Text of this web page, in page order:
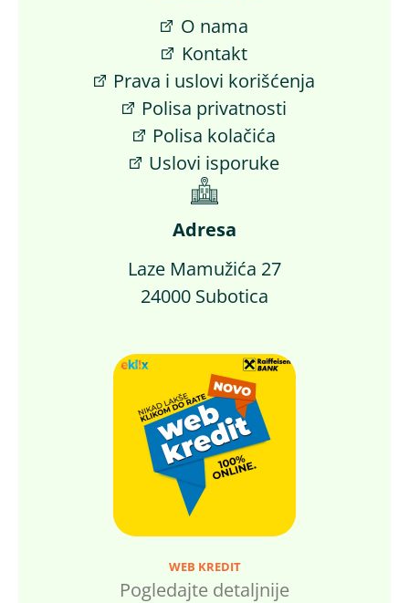
O nama
Kontakt
Prava i uslovi korišćenja
Polisa privatnosti
Polisa kolačića
Uslovi isporuke
Adresa
Laze Mamužića 27
24000 Subotica
WEB KREDIT
Pogledajte detaljnije